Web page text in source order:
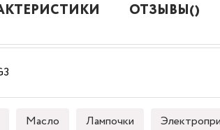
ОТЗЫВЫ()
Масло Лампочки